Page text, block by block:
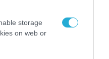
storage
on web or